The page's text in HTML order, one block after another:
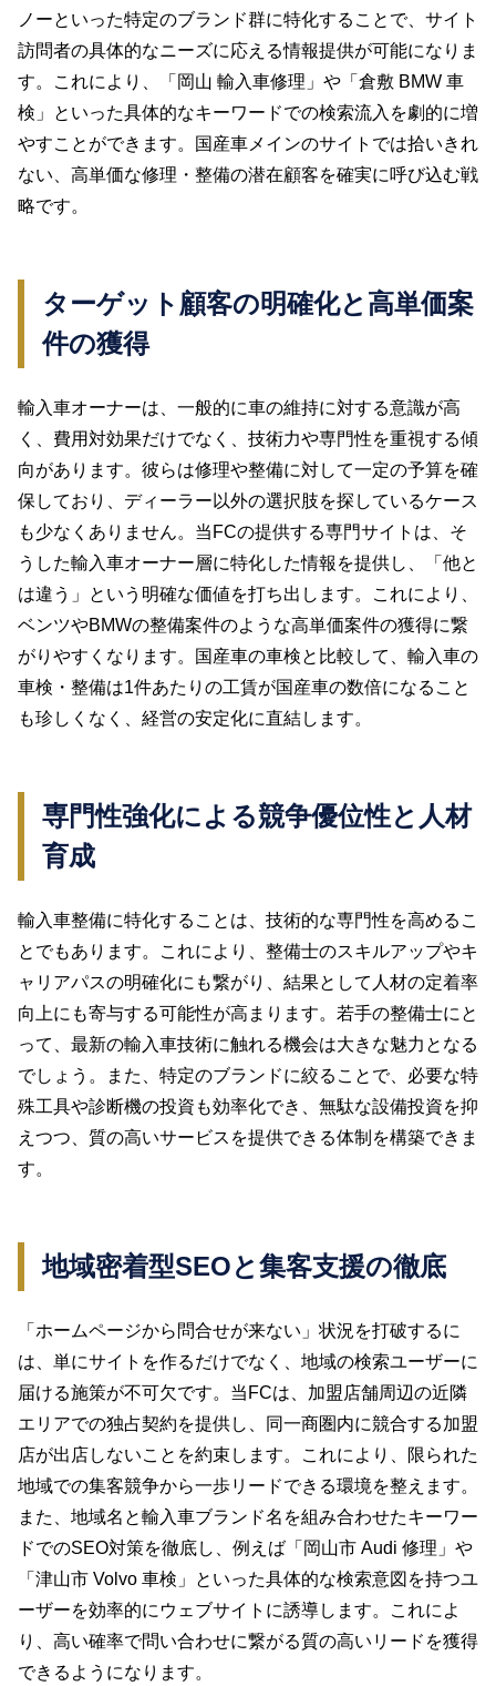
ノーといった特定のブランド群に特化することで、サイト
訪問者の具体的なニーズに応える情報提供が可能になりま
す。これにより、「岡山 輸入車修理」や「倉敷 BMW 車
検」といった具体的なキーワードでの検索流入を劇的に増
やすことができます。国産車メインのサイトでは拾いきれ
ない、高単価な修理・整備の潜在顧客を確実に呼び込む戦
略です。
ターゲット顧客の明確化と高単価案
件の獲得
輸入車オーナーは、一般的に車の維持に対する意識が高
く、費用対効果だけでなく、技術力や専門性を重視する傾
向があります。彼らは修理や整備に対して一定の予算を確
保しており、ディーラー以外の選択肢を探しているケース
も少なくありません。当FCの提供する専門サイトは、そ
うした輸入車オーナー層に特化した情報を提供し、「他と
は違う」という明確な価値を打ち出します。これにより、
ベンツやBMWの整備案件のような高単価案件の獲得に繋
がりやすくなります。国産車の車検と比較して、輸入車の
車検・整備は1件あたりの工賃が国産車の数倍になること
も珍しくなく、経営の安定化に直結します。
専門性強化による競争優位性と人材
育成
輸入車整備に特化することは、技術的な専門性を高めるこ
とでもあります。これにより、整備士のスキルアップやキ
ャリアパスの明確化にも繋がり、結果として人材の定着率
向上にも寄与する可能性が高まります。若手の整備士にと
って、最新の輸入車技術に触れる機会は大きな魅力となる
でしょう。また、特定のブランドに絞ることで、必要な特
殊工具や診断機の投資も効率化でき、無駄な設備投資を抑
えつつ、質の高いサービスを提供できる体制を構築できま
す。
地域密着型SEOと集客支援の徹底
「ホームページから問合せが来ない」状況を打破するに
は、単にサイトを作るだけでなく、地域の検索ユーザーに
届ける施策が不可欠です。当FCは、加盟店舗周辺の近隣
エリアでの独占契約を提供し、同一商圏内に競合する加盟
店が出店しないことを約束します。これにより、限られた
地域での集客競争から一歩リードできる環境を整えます。
また、地域名と輸入車ブランド名を組み合わせたキーワー
ドでのSEO対策を徹底し、例えば「岡山市 Audi 修理」や
「津山市 Volvo 車検」といった具体的な検索意図を持つユ
ーザーを効率的にウェブサイトに誘導します。これによ
り、高い確率で問い合わせに繋がる質の高いリードを獲得
できるようになります。